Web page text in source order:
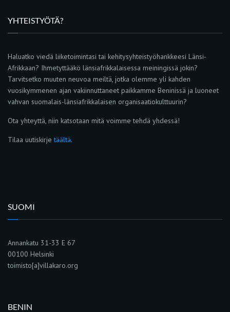
YHTEISTYÖTÄ?
Haluatko viedä liiketoimintasi tai kehitysyhteistyöhankkeesi Länsi-
Afrikkaan? Ihmetyttääkö länsiafrikkalaisessa meiningissä jokin?
Tarvitsetko muuten neuvoa meiltä, jotka olemme yli kahden
vuosikymmenen ajan vakiinnuttaneet paikkamme Beninissä ja luoneet
vahvan suomalais-länsiafrikkalaisen organisaatiokulttuurin?
Ota yhteyttä, niin katsotaan mitä voimme tehdä yhdessä!
Tilaa uutiskirjetäältä.
SUOMI
Annankatu 31-33 E 67
00100 Helsinki
toimisto[a]villakaro.org
BENIN